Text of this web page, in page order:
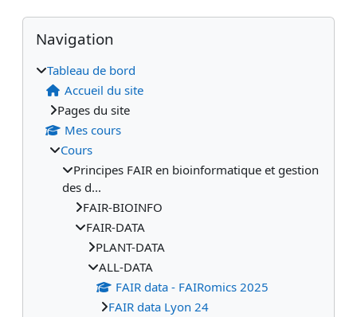
Blocs
Blocs supplémentaires
Passer Navigation
Navigation
Tableau de bord
Accueil du site
Pages du site
Mes cours
Cours
Principes FAIR en bioinformatique et gestion
des d...
FAIR-BIOINFO
FAIR-DATA
PLANT-DATA
ALL-DATA
FAIR data - FAIRomics 2025
FAIR data Lyon 24